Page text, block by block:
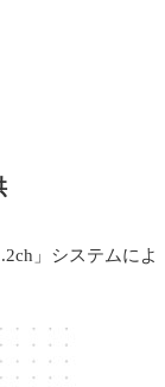
」システムによ